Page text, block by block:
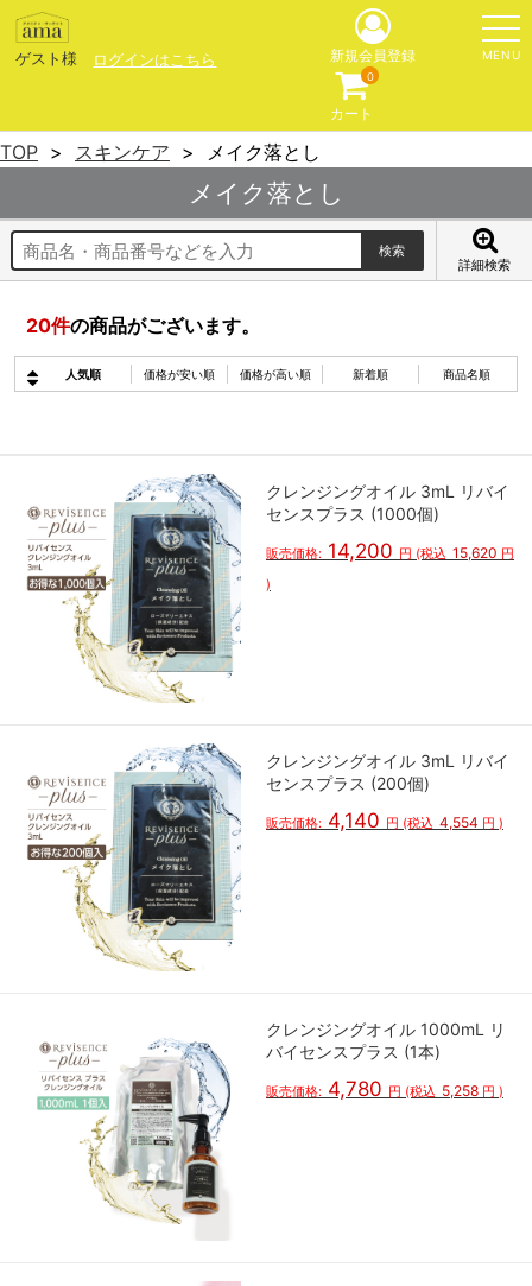
ゲスト様 ログインはこちら MENU
新規会員登録
カート
0
TOP スキンケア メイク落とし
メイク落とし
詳細検索
20件の商品がございます。
人気順 価格が安い順 価格が高い順 新着順 商品名順
クレンジングオイル 3mL リバイ
センスプラス (1000個)
販売価格: 14,200 円 (税込 15,620 円
)
クレンジングオイル 3mL リバイ
センスプラス (200個)
販売価格: 4,140 円 (税込 4,554 円 )
クレンジングオイル 1000mL リ
バイセンスプラス (1本)
販売価格: 4,780 円 (税込 5,258 円 )